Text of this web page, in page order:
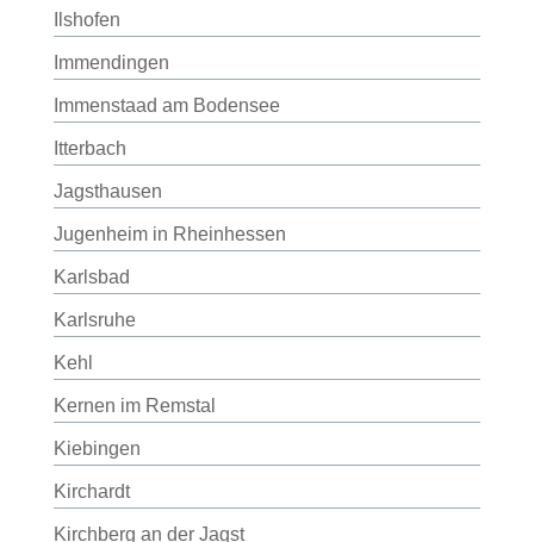
Ilshofen
Immendingen
Immenstaad am Bodensee
Itterbach
Jagsthausen
Jugenheim in Rheinhessen
Karlsbad
Karlsruhe
Kehl
Kernen im Remstal
Kiebingen
Kirchardt
Kirchberg an der Jagst